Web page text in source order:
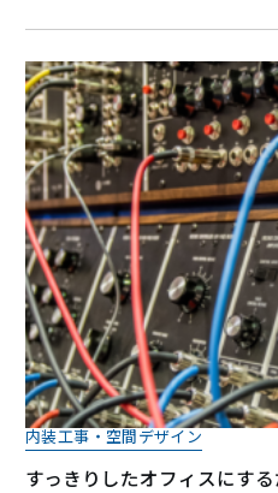
内装工事・空間デザイン
すっきりしたオフィスにす